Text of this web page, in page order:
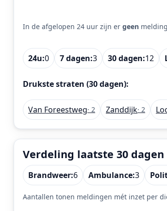
In de afgelopen 24 uur zijn er geen
24u:0 7 dagen:3 30 dagen:12
Drukste straten (30 dagen):
Van Foreestweg· 2 Zanddijk· 2
Verdeling laatste 30 dagen
Brandweer:6 Ambulance:3
Aantallen tonen meldingen mét inzet per